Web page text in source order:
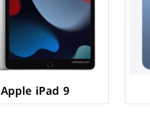
Apple iPad 9
الذاكرة+الرام:32/128 + 2 جيجابايت
نظام التشغيل:iOS 11.3
البطارية:
8827 مللي أمبير
عرض المواصفات ←